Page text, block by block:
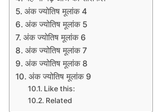
अंक ज्योतिष मूलांक 4
अंक ज्योतिष मूलांक 5
अंक ज्योतिष मूलांक 6
अंक ज्योतिष मूलांक 7
अंक ज्योतिष मूलांक 8
अंक ज्योतिष मूलांक 9
Like this:
Related